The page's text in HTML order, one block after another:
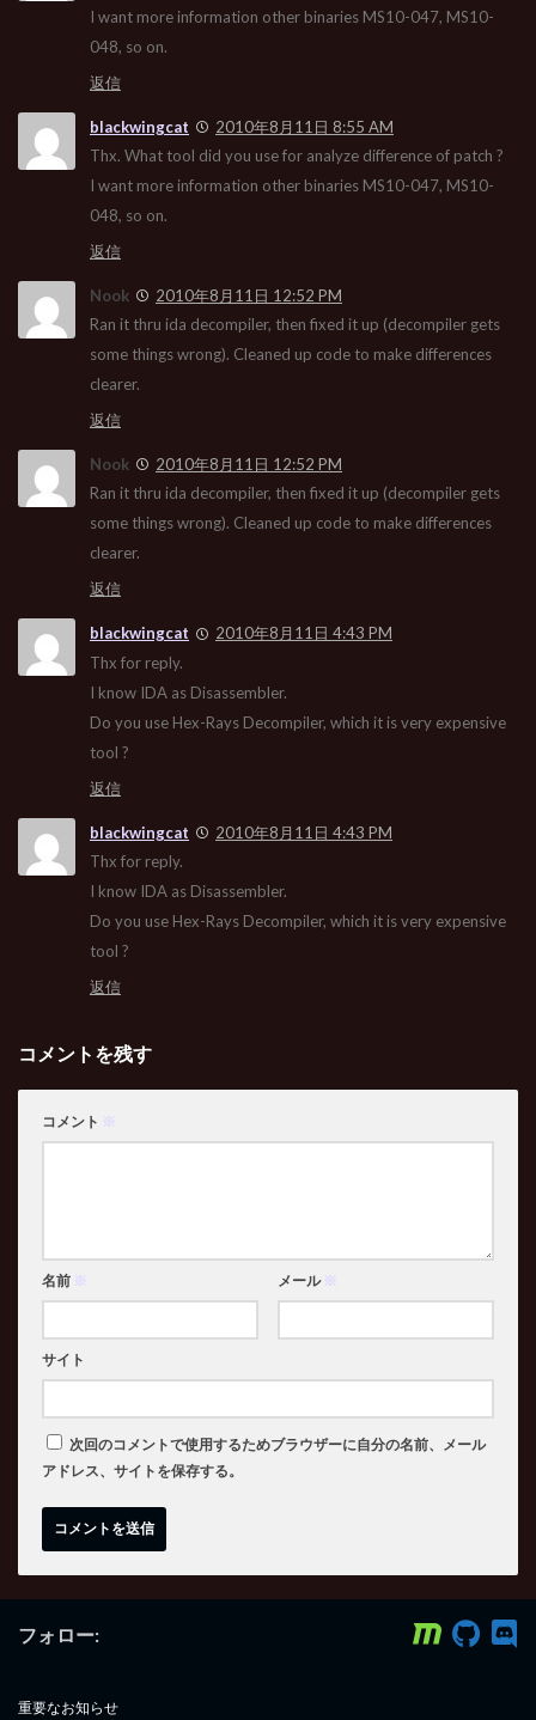
I want more information other binaries MS10-047, MS10-
048, so on.
返信
blackwingcat
2010年8月11日 8:55 AM
Thx. What tool did you use for analyze difference of patch ?
I want more information other binaries MS10-047, MS10-
048, so on.
返信
Nook
2010年8月11日 12:52 PM
Ran it thru ida decompiler, then fixed it up (decompiler gets
some things wrong). Cleaned up code to make differences
clearer.
返信
Nook
2010年8月11日 12:52 PM
Ran it thru ida decompiler, then fixed it up (decompiler gets
some things wrong). Cleaned up code to make differences
clearer.
返信
blackwingcat
2010年8月11日 4:43 PM
Thx for reply.
I know IDA as Disassembler.
Do you use Hex-Rays Decompiler, which it is very expensive
tool ?
返信
blackwingcat
2010年8月11日 4:43 PM
Thx for reply.
I know IDA as Disassembler.
Do you use Hex-Rays Decompiler, which it is very expensive
tool ?
返信
コメントを残す
コメント ※
名前 ※ メール ※
サイト
次回のコメントで使用するためブラウザーに自分の名前、メール
アドレス、サイトを保存する。
フォロー:
重要なお知らせ